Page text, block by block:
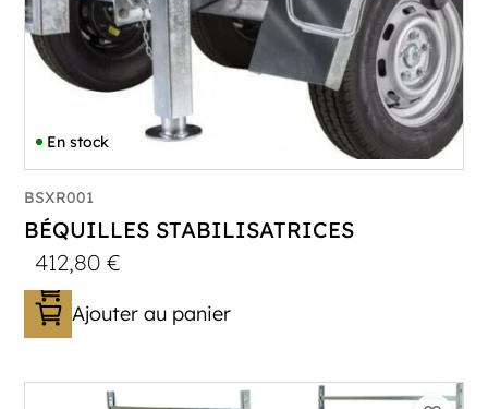
En stock
BSXR001
BÉQUILLES STABILISATRICES
412,80€
Ajouter au panier